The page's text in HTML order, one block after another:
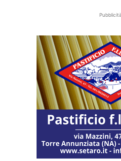
Pubblicità